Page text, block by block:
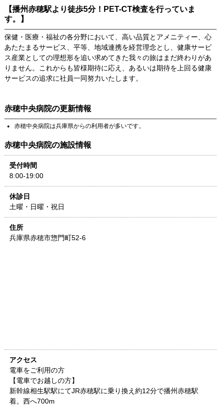
【播州赤穂駅より徒歩5分！PET-CT検査を行っていま
す。】
保健・医療・福祉の各分野において、高い品質とアメニティー、心
あたたまるサービス、平等、地域連携を経営理念とし、健康サービ
ス産業としての理想形を追い求めてきた我々の旅はまだ終わりがあ
りません。これからも皆様期待に応え、あるいは期待を上回る健康
サービスの追求に社員一同努力いたします。
赤穂中央病院の更新情報
赤穂中央病院は兵庫県からの利用者が多いです。
赤穂中央病院の施設情報
受付時間
8:00-19:00
休診日
土曜・日曜・祝日
住所
兵庫県赤穂市惣門町52-6
アクセス
電車をご利用の方
【電車でお越しの方】
新幹線相生駅駅にてJR赤穂駅に乗り換え約12分で播州赤穂駅
着。西へ700m